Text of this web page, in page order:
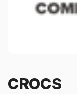
CROCS